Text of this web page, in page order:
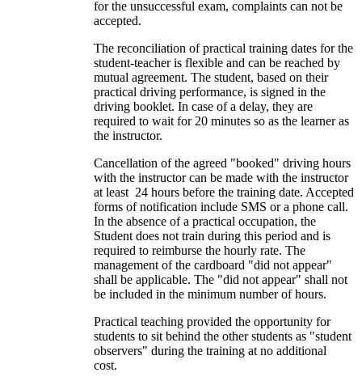
for the unsuccessful exam, complaints can not be
accepted.
The reconciliation of practical training dates for the
student-teacher is flexible and can be reached by
mutual agreement. The student, based on their
practical driving performance, is signed in the
driving booklet. In case of a delay, they are
required to wait for 20 minutes so as the learner as
the instructor.
Cancellation of the agreed "booked" driving hours
with the instructor can be made with the instructor
at least 24 hours before the training date. Accepted
forms of notification include SMS or a phone call.
In the absence of a practical occupation, the
Student does not train during this period and is
required to reimburse the hourly rate. The
management of the cardboard "did not appear"
shall be applicable. The "did not appear" shall not
be included in the minimum number of hours.
Practical teaching provided the opportunity for
students to sit behind the other students as "student
observers" during the training at no additional
cost.